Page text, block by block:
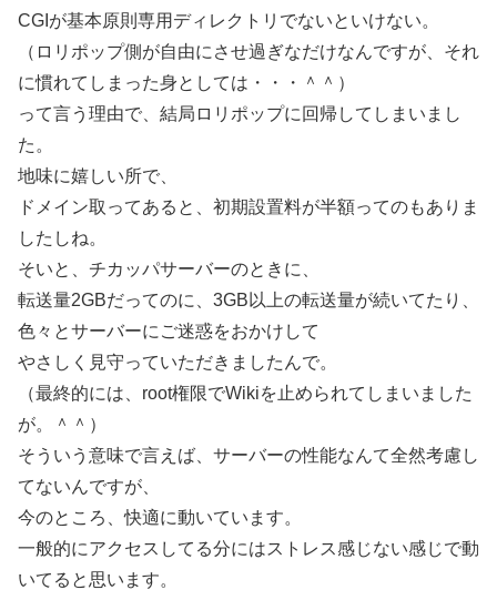
CGIが基本原則専用ディレクトリでないといけない。
（ロリポップ側が自由にさせ過ぎなだけなんですが、それ
に慣れてしまった身としては・・・＾＾）
って言う理由で、結局ロリポップに回帰してしまいまし
た。
地味に嬉しい所で、
ドメイン取ってあると、初期設置料が半額ってのもありま
したしね。
そいと、チカッパサーバーのときに、
転送量2GBだってのに、3GB以上の転送量が続いてたり、
色々とサーバーにご迷惑をおかけして
やさしく見守っていただきましたんで。
（最終的には、root権限でWikiを止められてしまいました
が。＾＾）
そういう意味で言えば、サーバーの性能なんて全然考慮し
てないんですが、
今のところ、快適に動いています。
一般的にアクセスしてる分にはストレス感じない感じで動
いてると思います。